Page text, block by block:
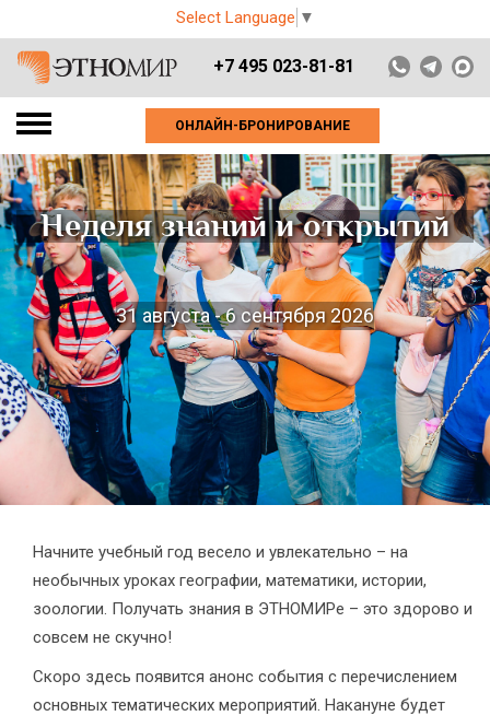
Select Language ▼
+7 495 023-81-81
ОНЛАЙН-БРОНИРОВАНИЕ
Неделя знаний и открытий
31 августа - 6 сентября 2026
Начните учебный год весело и увлекательно – на
необычных уроках географии, математики, истории,
зоологии. Получать знания в ЭТНОМИРе – это здорово и
совсем не скучно!
Скоро здесь появится анонс события с перечислением
основных тематических мероприятий. Накануне будет